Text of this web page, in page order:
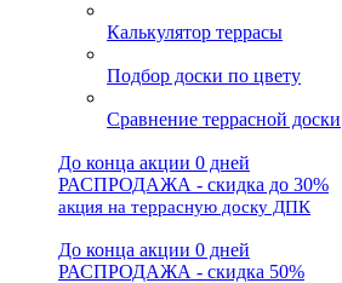
Калькулятор террасы
Подбор доски по цвету
Сравнение террасной доски
До конца акции 0 дней
РАСПРОДАЖА - скидка до 30%
акция на террасную доску ДПК
До конца акции 0 дней
РАСПРОДАЖА - скидка 50%